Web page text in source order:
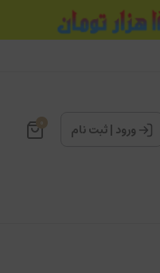
ورود |ثبت نام 0